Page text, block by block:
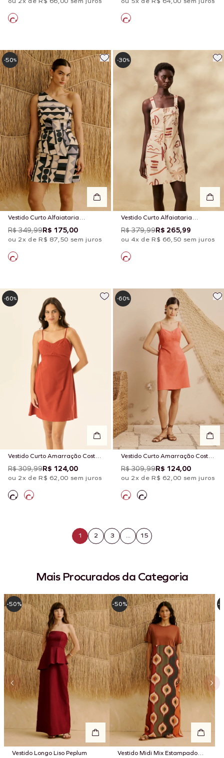
Vestido Curto Alfaiataria
Estampado Quilt
R$ 349,99R$ 175,00
ou 2x de R$ 87,50 sem juros
-50%
Vestido Curto Alfaiataria
Estampado Rocca
R$ 379,99R$ 265,99
ou 4x de R$ 66,50 sem juros
-30%
Vestido Curto Amarração Costas
Liso
R$ 309,99R$ 124,00
ou 2x de R$ 62,00 sem juros
-60%
Vestido Curto Amarração Costas
Liso
R$ 309,99R$ 124,00
ou 2x de R$ 62,00 sem juros
-60%
1 2 3 ... 15
Mais Procurados da Categoria
Vestido Longo Liso Peplum
-50%
Vestido Midi Mix Estampado
-50% -